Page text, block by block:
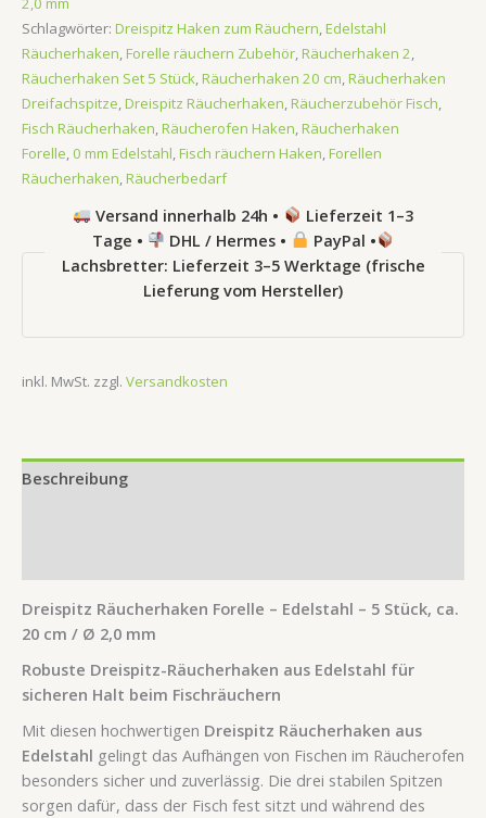
Schlagwörter: Dreispitz Haken zum Räuchern,Edelstahl
Räucherhaken,Forelle räuchern Zubehör,Räucherhaken 2,
Räucherhaken Set 5 Stück,Räucherhaken 20 cm,Räucherhaken
Dreifachspitze,Dreispitz Räucherhaken,Räucherzubehör Fisch,
Fisch Räucherhaken,Räucherofen Haken,Räucherhaken
Forelle, 0 mm Edelstahl,Fisch räuchern Haken,Forellen
Räucherhaken,Räucherbedarf
Versand innerhalb 24h •
Lieferzeit 1–3
Tage •
DHL / Hermes •
PayPal •
Lachsbretter: Lieferzeit 3–5 Werktage (frische
Lieferung vom Hersteller)
inkl. MwSt. zzgl. Versandkosten
Beschreibung
Dreispitz Räucherhaken Forelle – Edelstahl – 5 Stück, ca.
20 cm / Ø 2,0 mm
Robuste Dreispitz-Räucherhaken aus Edelstahl für
sicheren Halt beim Fischräuchern
Mit diesen hochwertigen Dreispitz Räucherhaken aus
Edelstahl gelingt das Aufhängen von Fischen im Räucherofen
besonders sicher und zuverlässig. Die drei stabilen Spitzen
sorgen dafür, dass der Fisch fest sitzt und während des